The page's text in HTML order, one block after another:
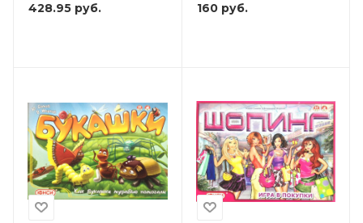
428.95 руб. 160руб.